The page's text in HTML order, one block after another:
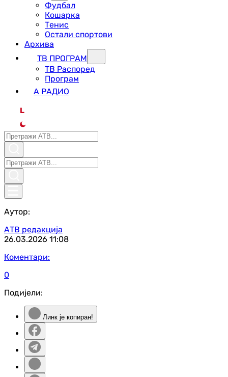
Фудбал
Кошарка
Тенис
Остали спортови
Архива
ТВ ПРОГРАМ
ТВ Распоред
Програм
А РАДИО
L
Аутор:
АТВ редакција
26.03.2026 11:08
Коментари:
0
Подијели:
Линк је копиран!